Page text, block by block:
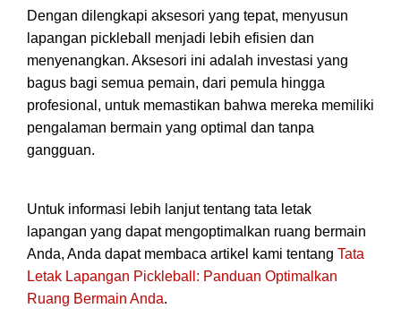
Dengan dilengkapi aksesori yang tepat, menyusun
lapangan pickleball menjadi lebih efisien dan
menyenangkan. Aksesori ini adalah investasi yang
bagus bagi semua pemain, dari pemula hingga
profesional, untuk memastikan bahwa mereka memiliki
pengalaman bermain yang optimal dan tanpa
gangguan.
Untuk informasi lebih lanjut tentang tata letak
lapangan yang dapat mengoptimalkan ruang bermain
Anda, Anda dapat membaca artikel kami tentang Tata
Letak Lapangan Pickleball: Panduan Optimalkan
Ruang Bermain Anda.